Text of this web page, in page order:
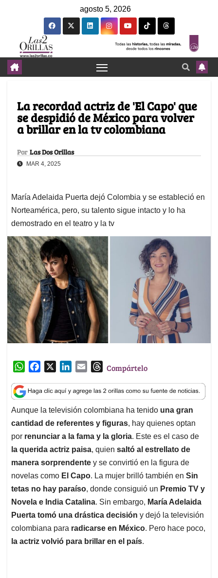
agosto 5, 2026
La recordad actriz de 'El Capo' que
se despidió de México para volver
a brillar en la tv colombiana
Por Las Dos Orillas
MAR 4, 2025
María Adelaida Puerta dejó Colombia y se estableció en
Norteamérica, pero, su talento sigue intacto y lo ha
demostrado en el teatro y la tv
W
a
t
s
A
p
p
c
e
b
o
o
k
n
k
e
d
I
n
a
i
l
T
r
e
a
d
s
Compártelo
Aunque la televisión colombiana ha tenido una gran
cantidad de referentes y figuras, hay quienes optan
por renunciar a la fama y la gloria. Este es el caso de
la querida actriz paisa, quien saltó al estrellato de
manera sorprendente y se convirtió en la figura de
novelas como El Capo. La mujer brilló también en Sin
tetas no hay paraíso, donde consiguió un Premio TV y
Novela e India Catalina. Sin embargo, María Adelaida
Puerta tomó una drástica decisión y dejó la televisión
colombiana para radicarse en México. Pero hace poco,
la actriz volvió para brillar en el país.